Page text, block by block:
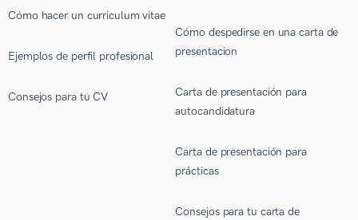
Cómo hacer un curriculum vitae
Ejemplos de perfil profesional
Consejos para tu CV
Cómo despedirse en una carta de
presentacion
Carta de presentación para
autocandidatura
Carta de presentación para
prácticas
Consejos para tu carta de